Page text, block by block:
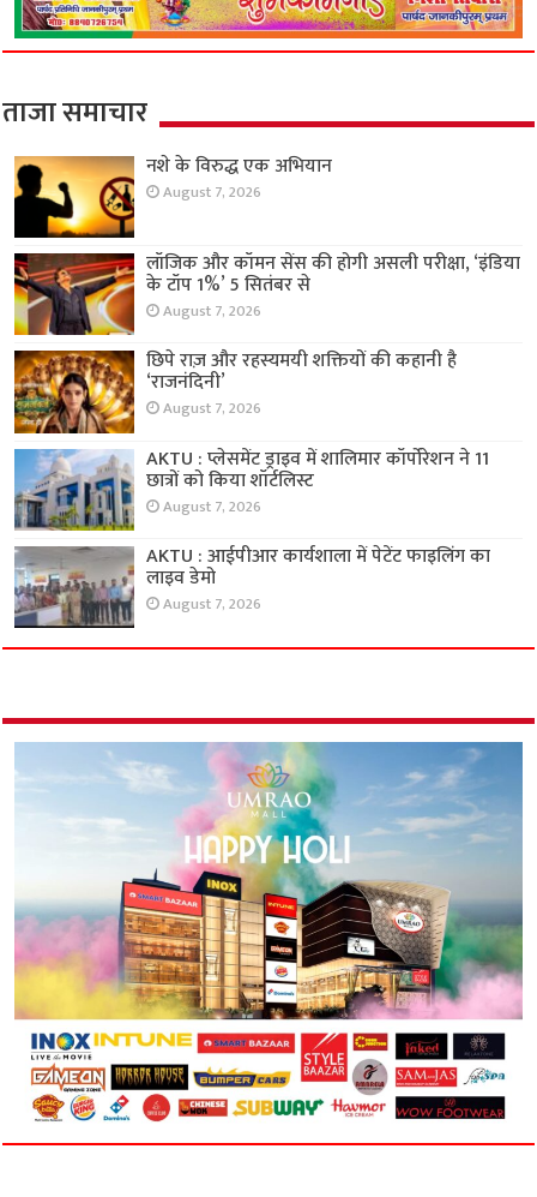
ताजा समाचार
नशे के विरुद्ध एक अभियान
August 7, 2026
लॉजिक और कॉमन सेंस की होगी असली परीक्षा, ‘इंडिया
के टॉप 1%’ 5 सितंबर से
August 7, 2026
छिपे राज़ और रहस्यमयी शक्तियों की कहानी है
‘राजनंदिनी’
August 7, 2026
AKTU : प्लेसमेंट ड्राइव में शालिमार कॉर्पोरेशन ने 11
छात्रों को किया शॉर्टलिस्ट
August 7, 2026
AKTU : आईपीआर कार्यशाला में पेटेंट फाइलिंग का
लाइव डेमो
August 7, 2026